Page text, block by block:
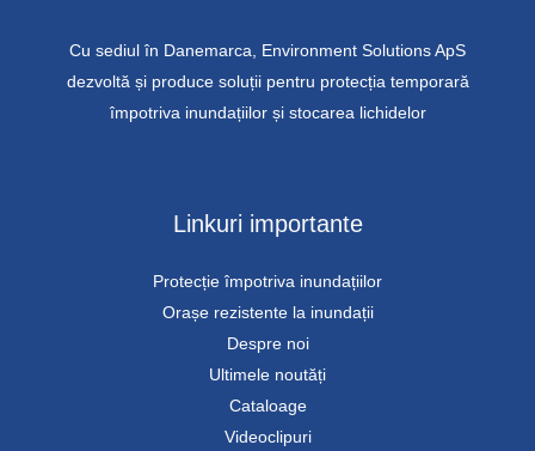
Cu sediul în Danemarca, Environment Solutions ApS
dezvoltă și produce soluții pentru protecția temporară
împotriva inundațiilor și stocarea lichidelor
Linkuri importante
Protecție împotriva inundațiilor
Orașe rezistente la inundații
Despre noi
Ultimele noutăți
Cataloage
Videoclipuri